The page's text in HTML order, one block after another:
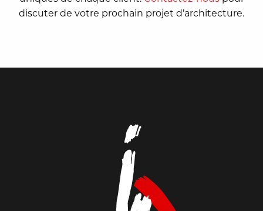
discuter de votre prochain projet d’architecture.